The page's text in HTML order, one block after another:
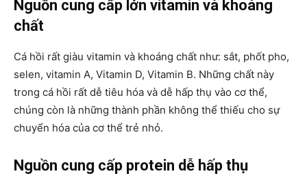
Nguồn cung cấp lớn vitamin và khoáng
chất
Cá hồi rất giàu vitamin và khoáng chất như: sắt, phốt pho,
selen, vitamin A, Vitamin D, Vitamin B. Những chất này
trong cá hồi rất dễ tiêu hóa và dễ hấp thụ vào cơ thể,
chúng còn là những thành phần không thể thiếu cho sự
chuyển hóa của cơ thể trẻ nhỏ.
Nguồn cung cấp protein dễ hấp thụ